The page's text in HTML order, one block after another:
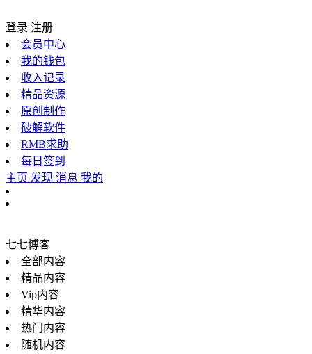
登录 注册
会员中心
我的钱包
收入记录
精品资源
原创制作
破解软件
RMB求助
每日签到
主页 发现 消息 我的
七七博客
全部内容
精品内容
Vip内容
精华内容
热门内容
随机内容